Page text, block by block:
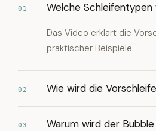
01 Welche
Das Video erklärt die
praktischer Beispiele.
02 Wie wird die
03 Warum wird der